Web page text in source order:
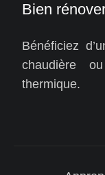
Bien
Bénéficiez
chaudière
thermique.